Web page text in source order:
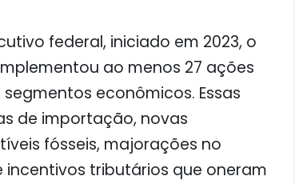
federal, iniciado em 2023, o
ao menos 27 ações
econômicos. Essas
de importação, novas
fósseis, majorações no
incentivos tributários que oneram